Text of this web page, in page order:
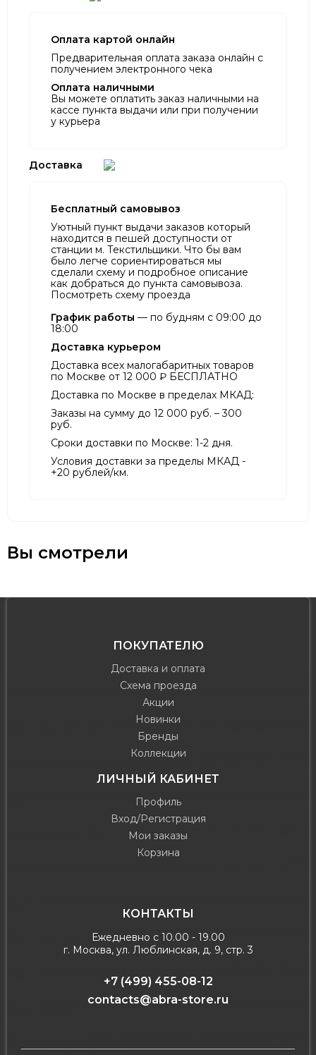
Оплата картой онлайн
Предварительная оплата заказа онлайн с
получением электронного чека
Оплата наличными
Вы можете оплатить заказ наличными на
кассе пункта выдачи или при получении
у курьера
Доставка
Бесплатный самовывоз
Уютный пункт выдачи заказов который
находится в пешей доступности от
станции м. Текстильщики. Что бы вам
было легче сориентироваться мы
сделали схему и подробное описание
как добраться до пункта самовывоза.
Посмотреть схему проезда
График работы — по будням с 09:00 до
18:00
Доставка курьером
Доставка всех малогабаритных товаров
по Москве от 12 000 ₽ БЕСПЛАТНО
Доставка по Москве в пределах МКАД:
Заказы на сумму до 12 000 руб. – 300
руб.
Сроки доставки по Москве: 1-2 дня.
Условия доставки за пределы МКАД -
+20 рублей/км.
Вы смотрели
ПОКУПАТЕЛЮ
Доставка и оплата
Схема проезда
Акции
Новинки
Бренды
Коллекции
ЛИЧНЫЙ КАБИНЕТ
Профиль
Вход/Регистрация
Мои заказы
Корзина
КОНТАКТЫ
Ежедневно с 10.00 - 19.00
г. Москва, ул. Люблинская, д. 9, стр. 3
+7 (499) 455-08-12
contacts@abra-store.ru